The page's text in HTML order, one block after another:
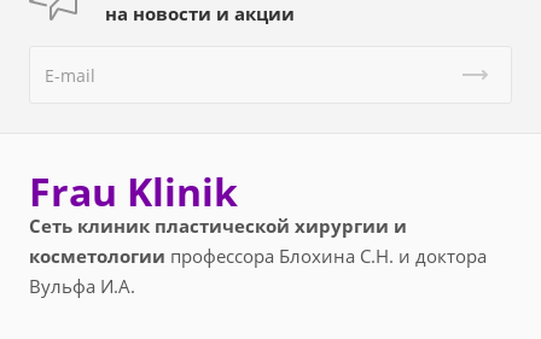
на новости и акции
Frau Klinik
Сеть клиник пластической хирургии и
косметологии профессора Блохина С.Н. и доктора
Вульфа И.А.